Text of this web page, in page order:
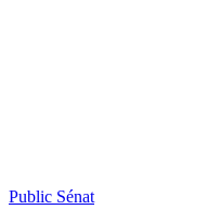
Public Sénat